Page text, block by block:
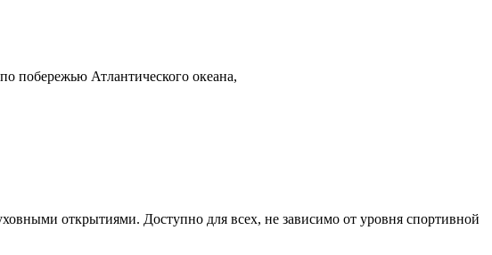
побережью Атлантического океана,
открытиями. Доступно для всех, не зависимо от уровня спортивной